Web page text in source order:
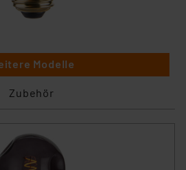
Modelle
Zubehör